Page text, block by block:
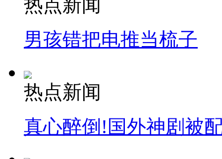
热点新闻
男孩错把电推当梳子
热点新闻
真心醉倒!国外神剧被